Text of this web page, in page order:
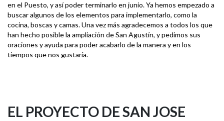
en el Puesto, y así poder terminarlo en junio. Ya hemos empezado a
buscar algunos de los elementos para implementarlo, como la
cocina, boscas y camas. Una vez más agradecemos a todos los que
han hecho posible la ampliación de San Agustín, y pedimos sus
oraciones y ayuda para poder acabarlo de la manera y en los
tiempos que nos gustaría.
EL PROYECTO DE SAN JOSE